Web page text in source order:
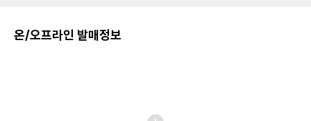
온/오프라인 발매정보